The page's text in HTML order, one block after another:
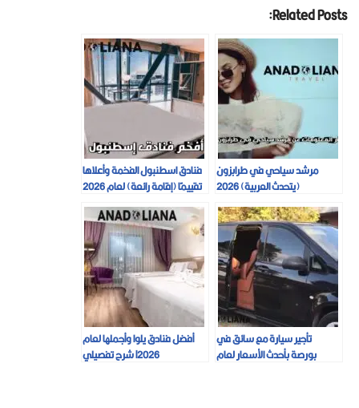
Related Posts:
مرشد سياحي في طرابزون
(يتحدث العربية) 2026
فنادق اسطنبول الفخمة وأعلاها
تقييمًا (إقامة رائعة) لعام 2026
تأجير سيارة مع سائق في
بورصة بأحدث الأسعار لعام
أفضل فنادق يلوا وأجملها لعام
l2026 شرح تفصيلي